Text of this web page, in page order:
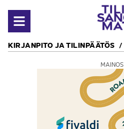
Avaa valikko
KIRJANPITO JA TILINPÄÄTÖS
MAINOS